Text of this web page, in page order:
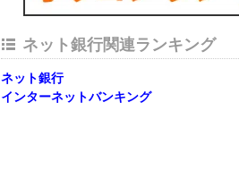
ネット銀行関連ランキング
ネット銀行
インターネットバンキング